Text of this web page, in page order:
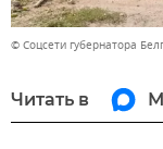
© Соцсети губернатора
Читать в